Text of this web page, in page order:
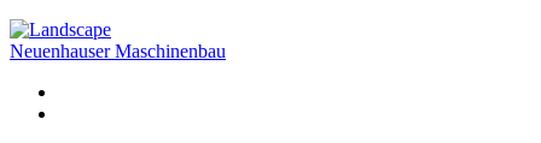
Neuenhauser Maschinenbau